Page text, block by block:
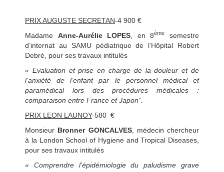
PRIX AUGUSTE SECRETAN-4 900 €
Madame Anne-Aurélie LOPES , en 8ème
semestre
d’internat au SAMU pédiatrique de l’Hôpital Robert
Debré, pour ses travaux intitulés
« Evaluation et prise en charge de la douleur et de
l’anxiété de l’enfant par le personnel médical et
paramédical lors des procédures médicales :
comparaison entre France et Japon”.
PRIX LEON LAUNOY-580 €
Monsieur Bronner GONCALVES, médecin chercheur
à la London School of Hygiene and Tropical Diseases,
pour ses travaux intitulés
« Comprendre l’épidémiologie du paludisme grave